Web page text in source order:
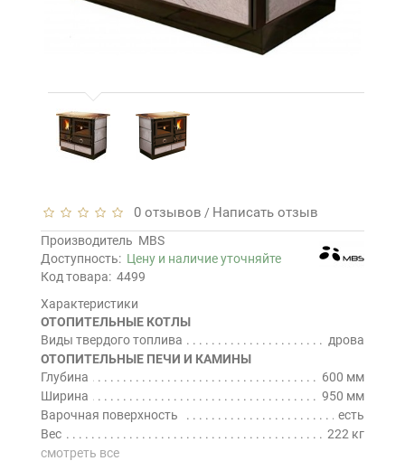
0 отзывов / Написать отзыв
Производитель MBS
Доступность: Цену и наличие уточняйте
Код товара: 4499
Характеристики
ОТОПИТЕЛЬНЫЕ КОТЛЫ
Виды твердого топлива
дрова
ОТОПИТЕЛЬНЫЕ ПЕЧИ И КАМИНЫ
Глубина
600 мм
Ширина
950 мм
Варочная поверхность
есть
Вес
222 кг
смотреть все